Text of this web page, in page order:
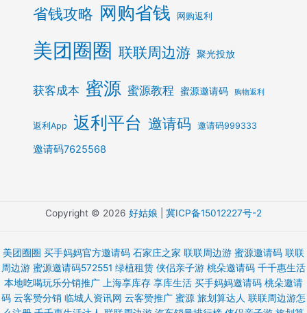
省钱攻略 网购省钱 网购返利
美团圈圈 联联周边游 聚光投放
获客成本 蜜源 蜜源教程 蜜源邀请码 购物返利
返利App 返利平台 邀请码 邀请码999333
邀请码7625568
Copyright © 2026 好姑娘 冀ICP备15012227号-2
美团圈圈 买手妈妈官方邀请码 石家庄之家 联联周边游 蜜源邀请码 联联
周边游 蜜源邀请码572551 绿植租赁 侠侣亲子游 桃朵邀请码 千千惠生活
本地吃喝玩乐分销推广 上海享库存 享库生活 买手妈妈邀请码 桃朵邀请
码 云客赞分销 临城人资讯网 云客赞推广 蜜源 旅划算达人 联联周边游怎